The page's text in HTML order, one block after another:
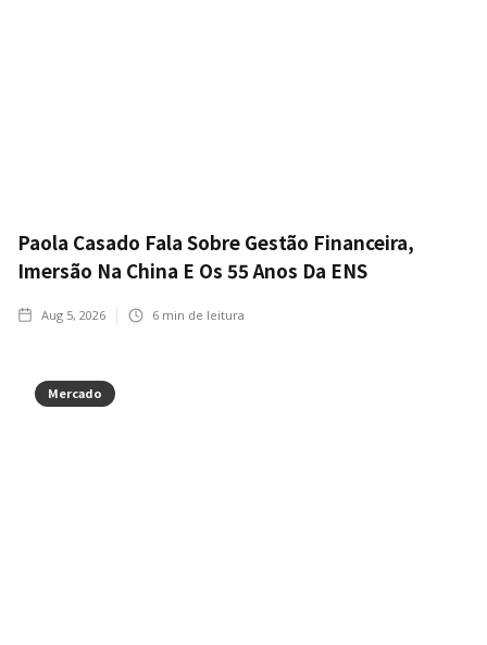
Paola Casado Fala Sobre Gestão Financeira,
Imersão Na China E Os 55 Anos Da ENS
Aug 5, 2026 6 min de leitura
Mercado